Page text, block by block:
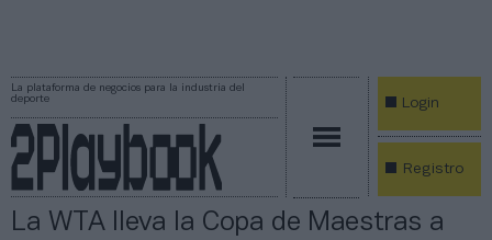
La plataforma de negocios para la industria del
deporte
Login
Registro
La WTA lleva la Copa de Maestras a